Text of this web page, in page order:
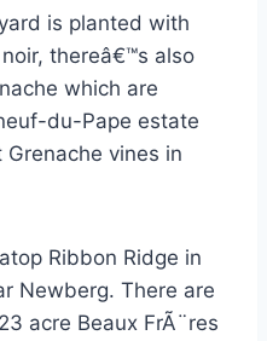
is planted with
thereâ€™s also
which are
du-Pape estate
vines in
Ribbon Ridge in
Newberg. There are
acre Beaux FrÃ¨res